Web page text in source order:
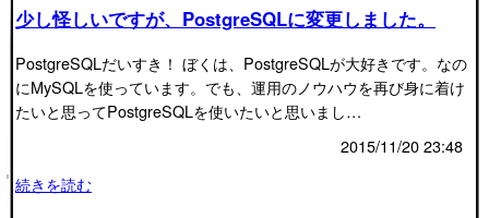
少し怪しいですが、PostgreSQLに変更しました。
PostgreSQLだいすき！ ぼくは、PostgreSQLが大好きです。なの
にMySQLを使っています。でも、運用のノウハウを再び身に着け
たいと思ってPostgreSQLを使いたいと思いまし…
2015/11/20 23:48
続きを読む